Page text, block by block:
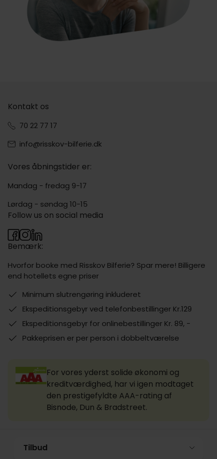
Kontakt os
70 22 77 17
info@risskov-bilferie.dk
Vores åbningstider er:
Mandag - fredag 9-17
Lørdag - søndag 10-15
Bemærk:
Hvorfor booke med Risskov Bilferie? Spar mere! Billigere
end hotellets egne priser
Minimum slutrengøring inkluderet
Ekspeditionsgebyr ved telefonbestillinger Kr.129
Ekspeditionsgebyr for onlinebestillinger Kr. 89, -
Pakkeprisen er per person i dobbeltværelse
Follow us on social media
For vores yderst solide økonomi og
kreditværdighed, har vi igen modtaget
den prestigefyldte AAA-rating af
Bisnode, Dun & Bradstreet.
Tilbud